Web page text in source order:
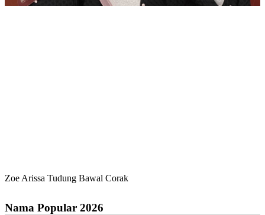
Zoe Arissa Tudung Bawal Corak
Nama Popular 2026